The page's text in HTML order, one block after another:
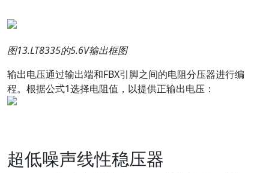
图13.LT8335的5.6V输出框图
输出电压通过输出端和FBX引脚之间的电阻分压器进行编
程。根据公式1选择电阻值，以提供正输出电压：
超低噪声线性稳压器